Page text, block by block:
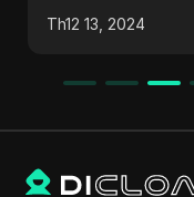
Omega và
từng bước để
Th12 13, 2024